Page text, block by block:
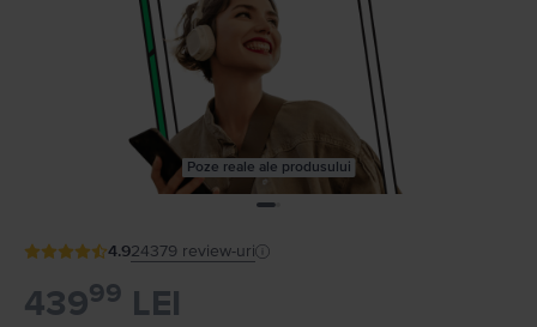
Poze reale ale produsului
4.924379 review-uri
43999 LEI